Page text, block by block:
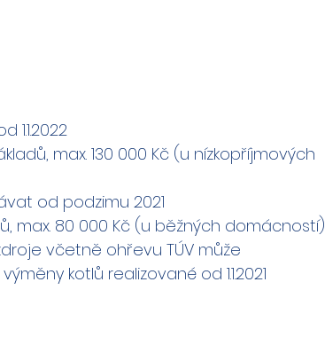
max. 130 000 Kč (u nízkopříjmových
od podzimu 2021
max. 80 000 Kč (u běžných domácností)
včetně ohřevu TÚV může
kotlů realizované od 1.1.2021